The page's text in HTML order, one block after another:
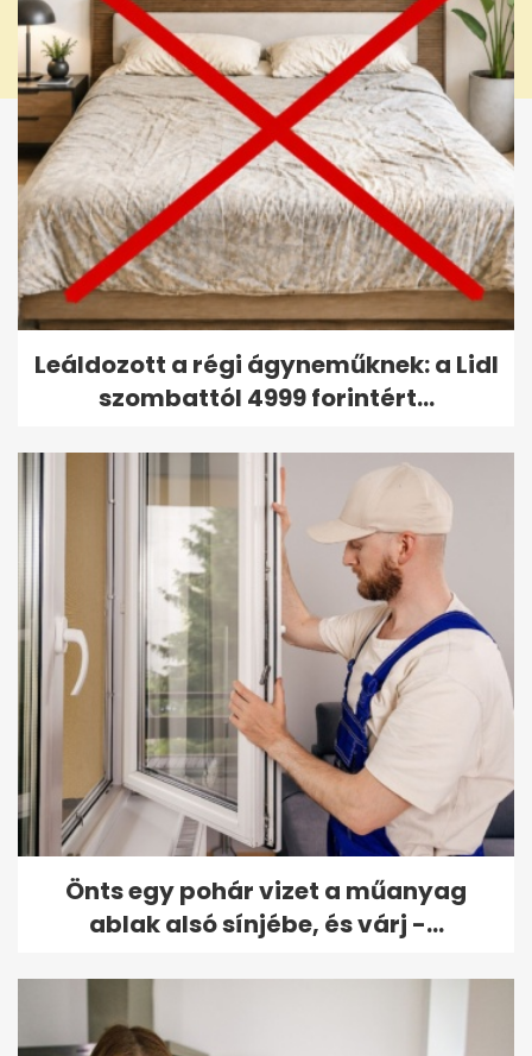
Leáldozott a régi ágyneműknek: a Lidl
szombattól 4999 forintért...
Önts egy pohár vizet a műanyag
ablak alsó sínjébe, és várj -...